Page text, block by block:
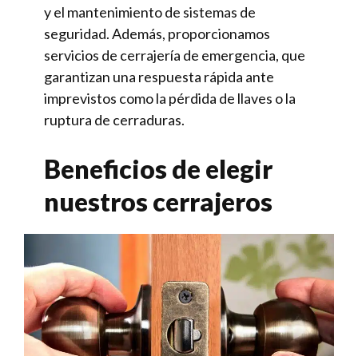
y el mantenimiento de sistemas de
seguridad. Además, proporcionamos
servicios de cerrajería de emergencia, que
garantizan una respuesta rápida ante
imprevistos como la pérdida de llaves o la
ruptura de cerraduras.
Beneficios de elegir
nuestros cerrajeros